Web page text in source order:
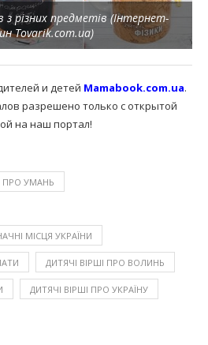
різних предметів (Інтернет-
Tovarik.com.ua)
и детей Mamabook.com.ua.
разрешено только с открытой
на наш портал!
ПРО УМАНЬ
МІСЦЯ УКРАЇНИ
ДИТЯЧІ ВІРШІ ПРО ВОЛИНЬ
ДИТЯЧІ ВІРШІ ПРО УКРАЇНУ